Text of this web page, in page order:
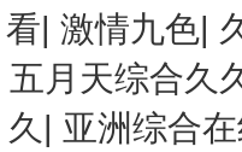
看|激情九色|
五月天综合久
久 | 亚洲综合